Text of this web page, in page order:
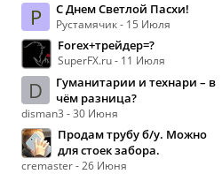
Р С Днем Светлой Пасхи!
Рустамячик - 15 Июля
Forex+трейдер=?
SuperFX.ru - 11 Июля
D
Гуманитарии и технари – в
чём разница?
disman3 - 30 Июня
Продам трубу б/у. Можно
для стоек забора.
cremaster - 26 Июня